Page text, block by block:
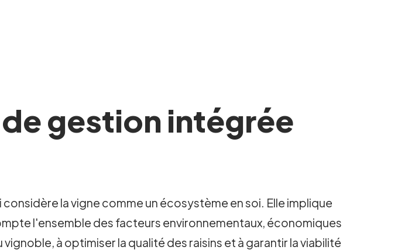
gestion intégrée
la vigne comme un écosystème en soi. Elle implique
l'ensemble des facteurs environnementaux, économiques
à optimiser la qualité des raisins et à garantir la viabilité